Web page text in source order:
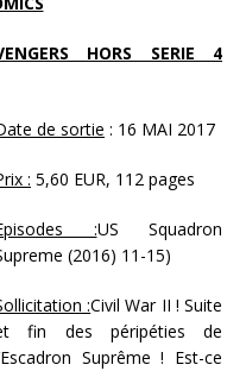
HORS SERIE 4
de sortie : 16 MAI 2017
: 5,60 EUR, 112 pages
:US Squadron
(2016) 11-15)
:Civil War II ! Suite
fin des péripéties de
Suprême ! Est-ce